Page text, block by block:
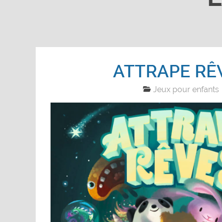
ATTRAPE
Jeux pour enfants